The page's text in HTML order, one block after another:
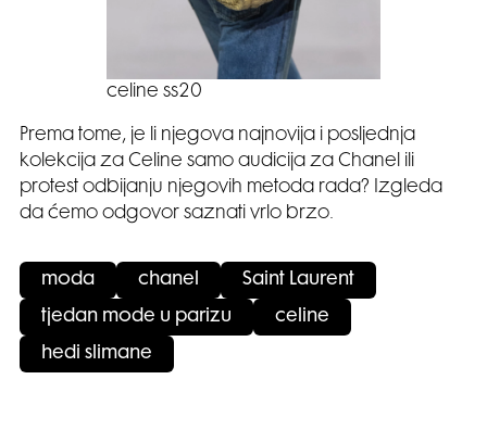
celine ss20
Prema tome, je li njegova najnovija i posljednja
kolekcija za Celine samo audicija za Chanel ili
protest odbijanju njegovih metoda rada? Izgleda
da ćemo odgovor saznati vrlo brzo.
moda chanel Saint Laurent
tjedan mode u parizu celine
hedi slimane